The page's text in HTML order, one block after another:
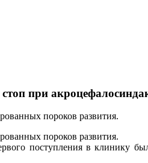
при
пороков развития.
пороков развития.
поступления в клинику